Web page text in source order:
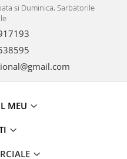
si Duminica, Sarbatorile
MEU